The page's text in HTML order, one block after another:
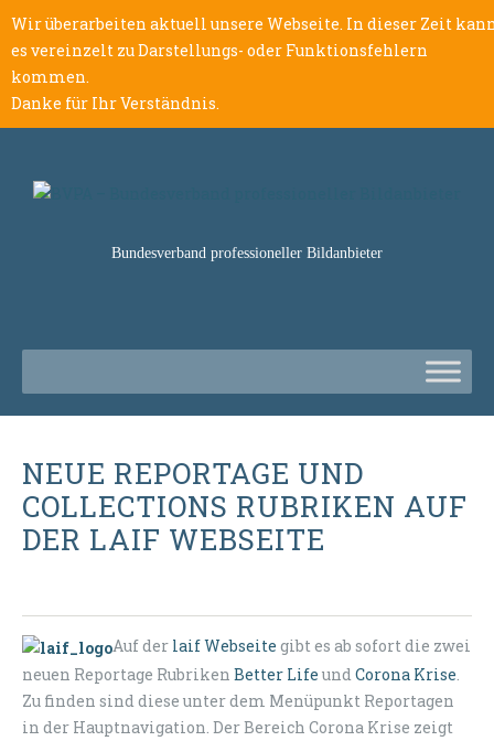
Wir überarbeiten aktuell unsere Webseite. In dieser Zeit
es vereinzelt zu Darstellungs- oder Funktionsfehlern
kommen.
Danke für Ihr Verständnis.
Bundesverband professioneller Bildanbieter
NEUE REPORTAGE UND
COLLECTIONS RUBRIKEN AUF
DER LAIF WEBSEITE
Auf der laif Webseite gibt es ab sofort die zwei
neuen Reportage Rubriken Better Life und Corona Krise
Zu finden sind diese unter dem Menüpunkt Reportagen
in der Hauptnavigation. Der Bereich Corona Krise zeigt